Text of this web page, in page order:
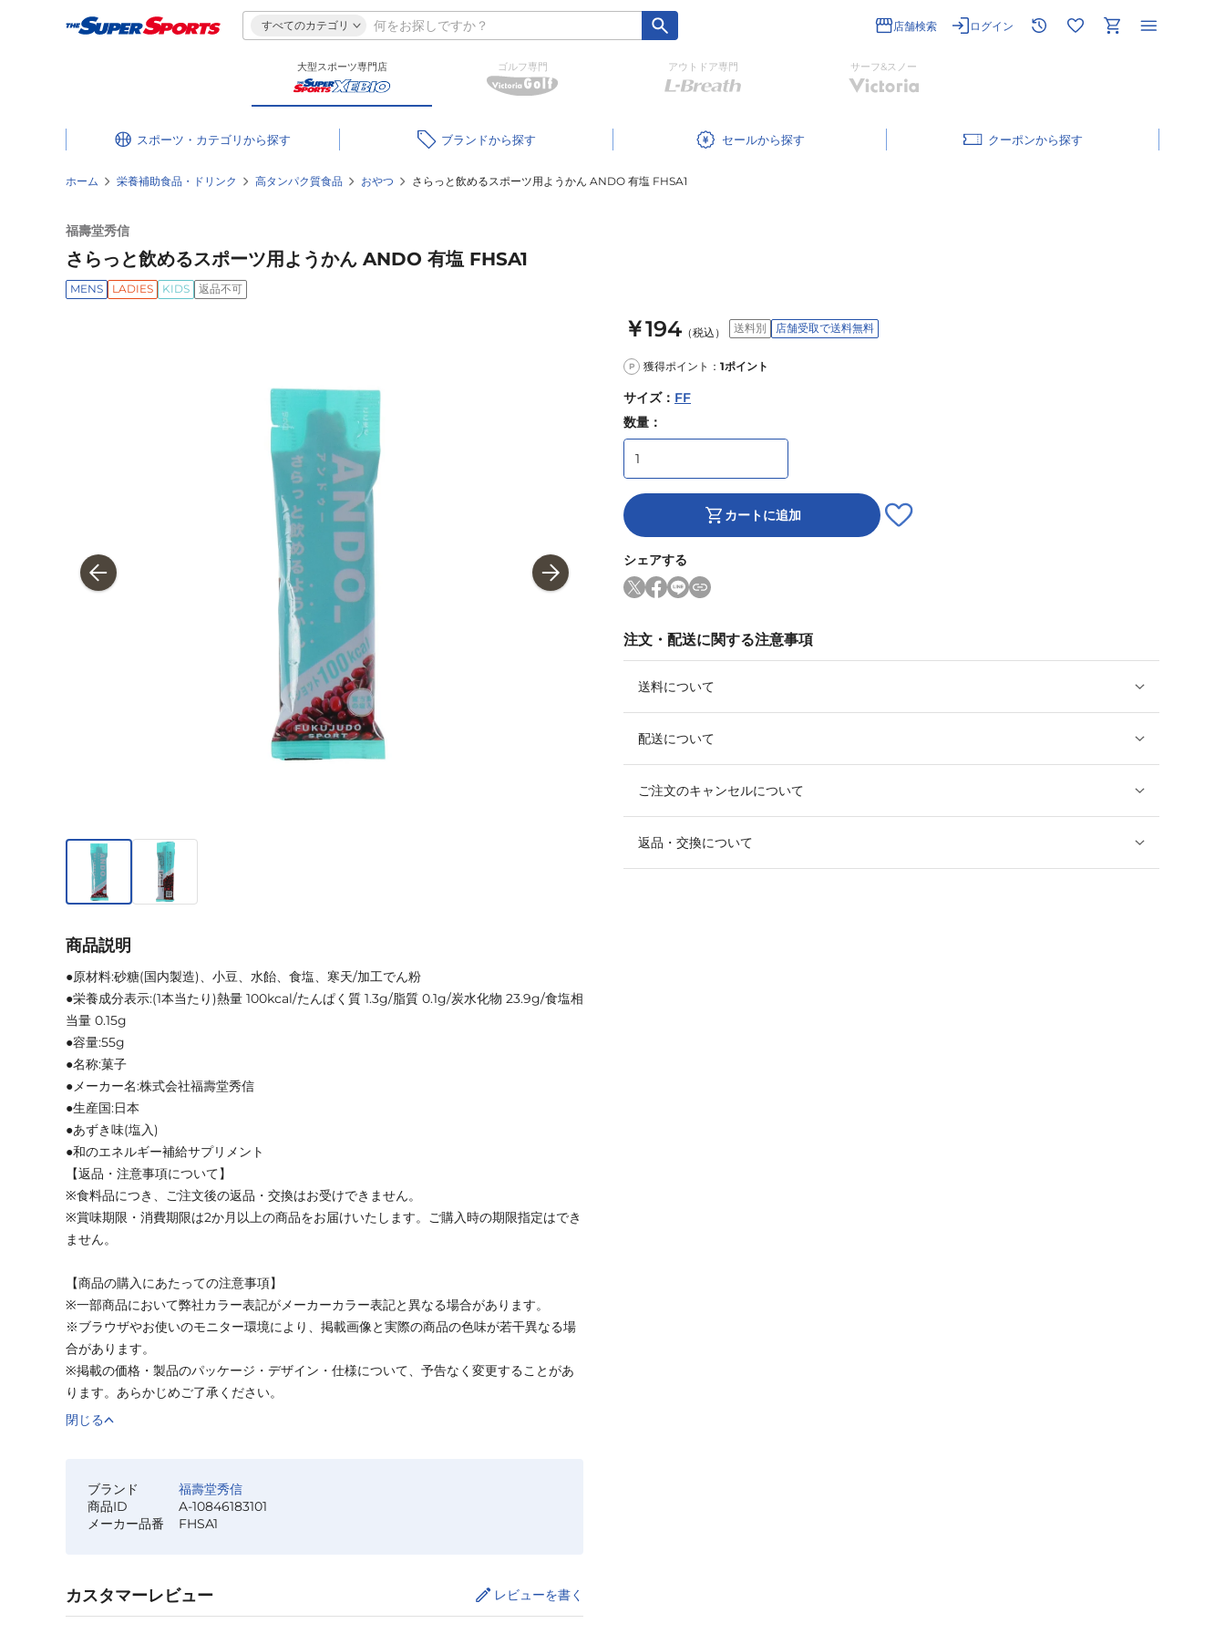
すべてのカテゴリ 店舗検索 ログイン
大型スポーツ専門店 ゴルフ専門 アウトドア専門 サーフ&スノー
スポーツ・カテゴリ ブランド セール クーポン
ホーム 栄養補助食品・ドリンク 高タンパク質食品 おやつ さらっと飲めるスポーツ用ようかん ANDO 有塩 FHSA1
福壽堂秀信
さらっと飲めるスポーツ用ようかん ANDO 有塩 FHSA1
MENS LADIES KIDS 返品不可
￥194 （税込） 送料別 店舗受取で送料無料
P 獲得ポイント： 1ポイント
サイズ： FF
数量：
カートに追加
シェアする
注文・配送に関する注意事項
送料について
配送について
ご注文のキャンセルについて
返品・交換について
商品説明
●原材料:砂糖(国内製造)、小豆、水飴、食塩、寒天/加工でん粉
●栄養成分表示:(1本当たり)熱量 100kcal/たんぱく質 1.3g/脂質 0.1g/炭水化物 23.9g/食塩相
当量 0.15g
●容量:55g
●名称:菓子
●メーカー名:株式会社福壽堂秀信
●生産国:日本
●あずき味(塩入)
●和のエネルギー補給サプリメント
【返品・注意事項について】
※食料品につき、ご注文後の返品・交換はお受けできません。
※賞味期限・消費期限は2か月以上の商品をお届けいたします。ご購入時の期限指定はでき
ません。
【商品の購入にあたっての注意事項】
※一部商品において弊社カラー表記がメーカーカラー表記と異なる場合があります。
※ブラウザやお使いのモニター環境により、掲載画像と実際の商品の色味が若干異なる場
合があります。
※掲載の価格・製品のパッケージ・デザイン・仕様について、予告なく変更することがあ
ります。あらかじめご了承ください。
閉じる
ブランド
福壽堂秀信
商品ID
A-10846183101
メーカー品番
FHSA1
カスタマーレビュー レビューを書く